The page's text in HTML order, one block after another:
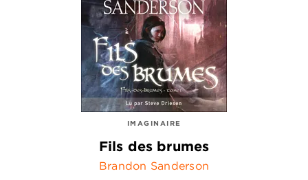
IMAGINAIRE
Fils des brumes
Brandon Sanderson